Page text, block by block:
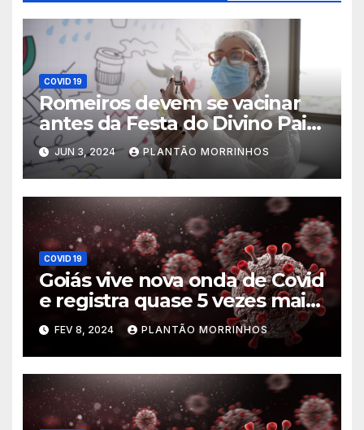
COVID 19
Romeiros devem se vacinar
antes da Festa do Divino Pai
Eterno
JUN 3, 2024 PLANTÃO MORRINHOS
COVID 19
Goiás vive nova onda de Covid
e registra quase 5 vezes mais
casos que mesmo período de
2023, diz Saúde
FEV 8, 2024 PLANTÃO MORRINHOS